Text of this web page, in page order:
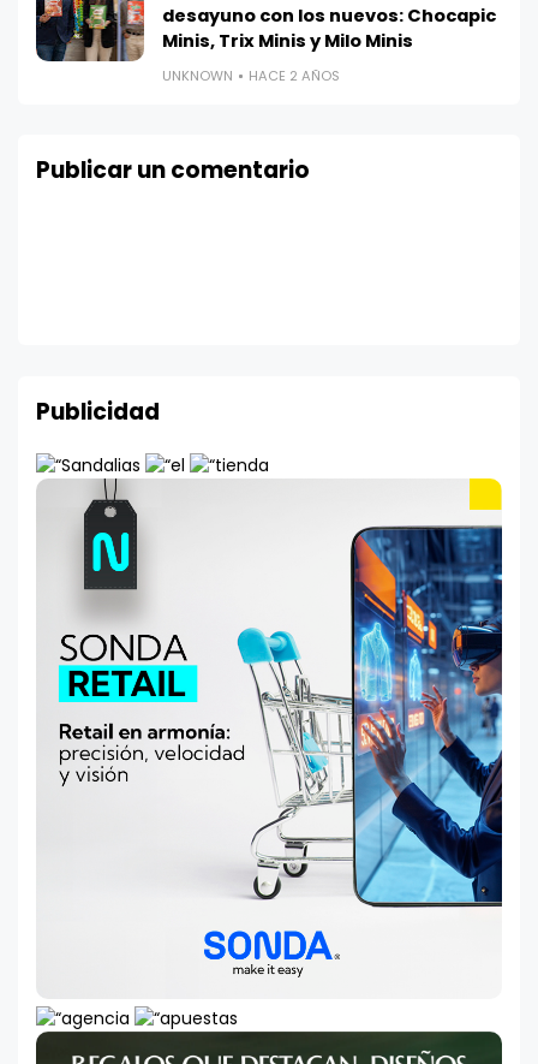
desayuno con los nuevos: Chocapic
Minis, Trix Minis y Milo Minis
UNKNOWN HACE 2 AÑOS
Publicar un comentario
Publicidad